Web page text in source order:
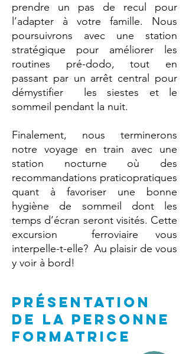
prendre un pas de recul pour
l’adapter à votre famille. Nous
poursuivrons avec une station
stratégique pour améliorer les
routines pré-dodo, tout en
passant par un arrêt central pour
démystifier les siestes et le
sommeil pendant la nuit.
Finalement, nous terminerons
notre voyage en train avec une
station nocturne où des
recommandations praticopratiques
quant à favoriser une bonne
hygiène de sommeil dont les
temps d’écran seront visités. Cette
excursion ferroviaire vous
interpelle-t-elle? Au plaisir de vous
y voir à bord!
PRÉSENTATION
DE la personne
formatrice